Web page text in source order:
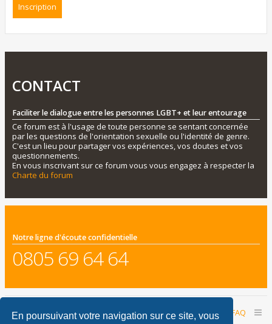
En poursuivant votre navigation sur ce site, vous
Inscription
CONTACT
Faciliter le dialogue entre les personnes LGBT+ et leur entourage
Ce forum est à l'usage de toute personne se sentant concernée
par les questions de l'orientation sexuelle ou l'identité de genre.
C'est un lieu pour partager vos expériences, vos doutes et vos
questionnements.
En vous inscrivant sur ce forum vous vous engagez à respecter la
Charte du forum
Notre ligne d'écoute confidentielle
0805 69 64 64
Accueil du forum FAQ
Nous contacter